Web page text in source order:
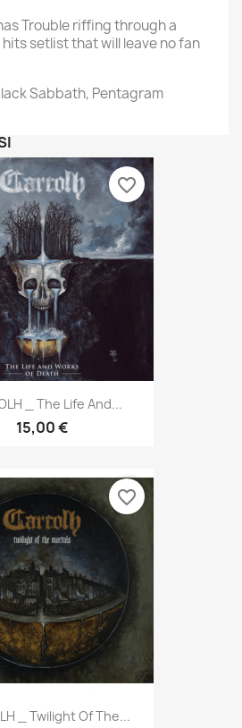
Trouble riffing through a
setlist that will leave no fan
Sabbath, Pentagram
_ The Life And...
15,00 €
favorite_border
_ Twilight Of The...
favorite_border